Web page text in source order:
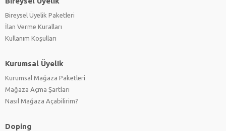
Bireysel Üyelik Paketleri
İlan Verme Kuralları
Kullanım Koşulları
Kurumsal Üyelik
Kurumsal Mağaza Paketleri
Mağaza Açma Şartları
Nasıl Mağaza Açabilirim?
Doping